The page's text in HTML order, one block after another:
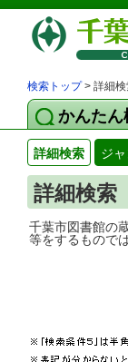
検索トップ> 詳細検
かんたん
詳細検索 ジ
詳細検索
千葉市図
等をするもので